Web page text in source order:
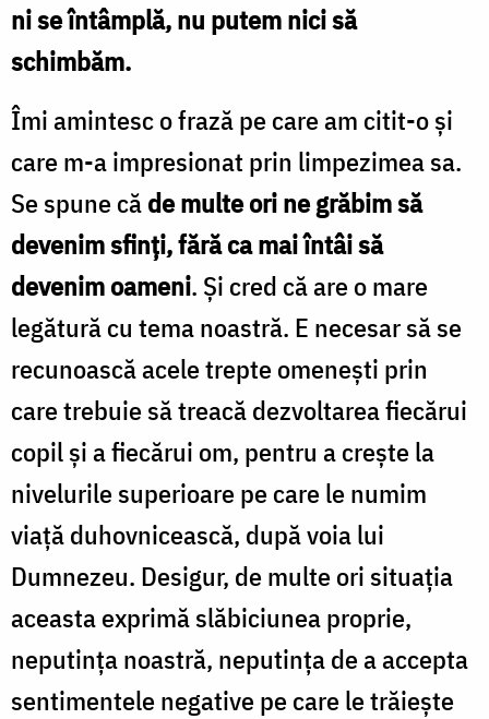
ni se întâmplă, nu putem nici să
schimbăm.
Îmi amintesc o frază pe care am citit-o şi
care m-a impresionat prin limpezimea sa.
Se spune căde multe ori ne grăbim să
devenim sfinţi, fără ca mai întâi să
devenim oameni. Şi cred că are o mare
legătură cu tema noastră. E necesar să se
recunoască acele trepte omeneşti prin
care trebuie să treacă dezvoltarea fiecărui
copil şi a fiecărui om, pentru a creşte la
nivelurile superioare pe care le numim
viaţă duhovnicească, după voia lui
Dumnezeu. Desigur, de multe ori situaţia
aceasta exprimă slăbiciunea proprie,
neputinţa noastră, neputinţa de a accepta
sentimentele negative pe care le trăieşte